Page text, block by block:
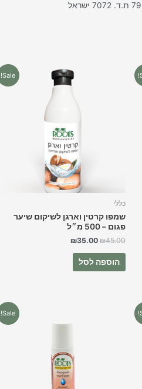
Sale!
כללי
שמפו קרטין וארגן לשיקום שיער
פגום – 500 מ״ל
₪45.00
₪45.00.
₪35.00
המחיר
הנוכחי
₪35.00.
הוספה לסל
Sale!